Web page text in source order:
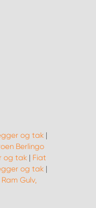
og tak |
Berlingo
og tak| Fiat
og tak |
Gulv,